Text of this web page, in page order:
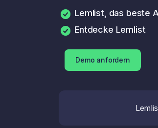
Lemlist, das beste
Entdecke Lemlist
Demo anfordern